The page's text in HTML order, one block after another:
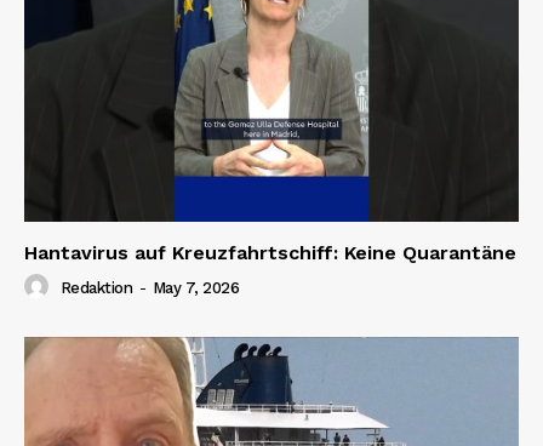
Hantavirus auf Kreuzfahrtschiff: Keine Quarantäne
Redaktion - May 7, 2026